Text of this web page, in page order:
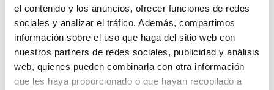
el contenido y los anuncios, ofrecer funciones de redes
sociales y analizar el tráfico. Además, compartimos
información sobre el uso que haga del sitio web con
nuestros partners de redes sociales, publicidad y análisis
web, quienes pueden combinarla con otra información
que les haya proporcionado o que hayan recopilado a